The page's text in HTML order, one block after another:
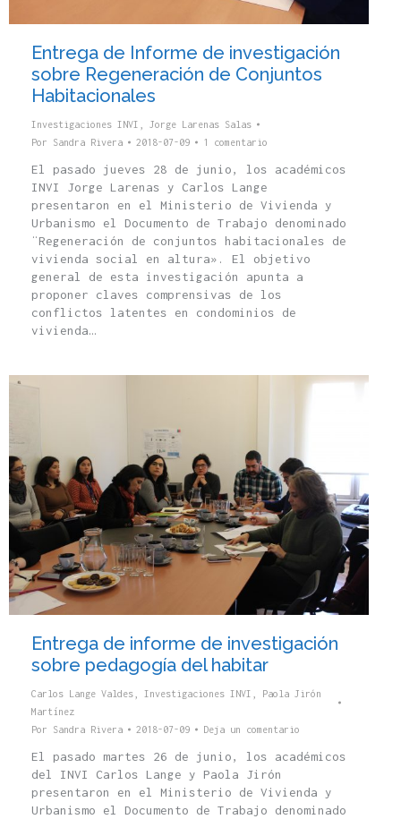
Entrega de Informe de investigación
sobre Regeneración de Conjuntos
Habitacionales
Investigaciones INVI
Jorge Larenas Salas
Por Sandra Rivera 2018-07-09 1 comentario
El pasado jueves 28 de junio, los académicos
INVI Jorge Larenas y Carlos Lange
presentaron en el Ministerio de Vivienda y
Urbanismo el Documento de Trabajo denominado
¨Regeneración de conjuntos habitacionales de
vivienda social en altura». El objetivo
general de esta investigación apunta a
proponer claves comprensivas de los
conflictos latentes en condominios de
vivienda…
Entrega de informe de investigación
sobre pedagogía del habitar
Carlos Lange Valdes Investigaciones INVI
Paola Jirón
Martínez
Por Sandra Rivera 2018-07-09 Deja un comentario
El pasado martes 26 de junio, los académicos
del INVI Carlos Lange y Paola Jirón
presentaron en el Ministerio de Vivienda y
Urbanismo el Documento de Trabajo denominado